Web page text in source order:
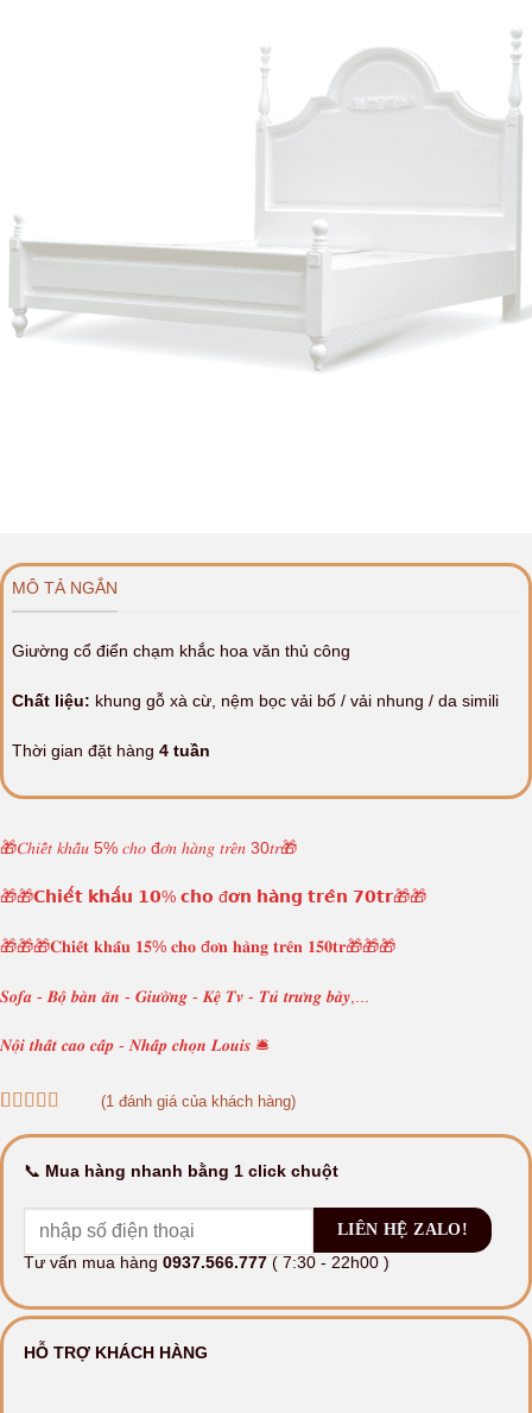
MÔ TẢ NGẮN
Giường cổ điển chạm khắc hoa văn thủ công
Chất liệu: khung gỗ xà cừ, nệm bọc vải bố / vải nhung / da simili
Thời gian đặt hàng 4 tuần
🎁𝐶ℎ𝑖𝑒̂́𝑡 𝑘ℎ𝑎̂́𝑢 5% 𝑐ℎ𝑜 đ𝑜̛𝑛 ℎ𝑎̀𝑛𝑔 𝑡𝑟𝑒̂𝑛 30𝑡𝑟🎁
🎁🎁𝗖𝗵𝗶𝗲̂́𝘁 𝗸𝗵𝗮̂́𝘂 𝟭𝟬% 𝗰𝗵𝗼 đ𝗼̛𝗻 𝗵𝗮̀𝗻𝗴 𝘁𝗿𝗲̂𝗻 𝟳𝟬𝘁𝗿🎁🎁
🎁🎁🎁𝐂𝐡𝐢𝐞̂́𝐭 𝐤𝐡𝐚̂́𝐮 𝟏𝟓% 𝐜𝐡𝐨 đ𝐨̛𝐧 𝐡𝐚̀𝐧𝐠 𝐭𝐫𝐞̂𝐧 𝟏𝟓𝟎𝐭𝐫🎁🎁🎁
𝑺𝒐𝒇𝒂 - 𝑩𝒐̣̂ 𝒃𝒂̀𝒏 𝒂̆𝒏 - 𝑮𝒊𝒖̛𝒐̛̀𝒏𝒈 - 𝑲𝒆̣̂ 𝑻𝒗 - 𝑻𝒖̉ 𝒕𝒓𝒖̛𝒏𝒈 𝒃𝒂̀𝒚,...
𝑵𝒐̣̂𝒊 𝒕𝒉𝒂̂́𝒕 𝒄𝒂𝒐 𝒄𝒂̂́𝒑 - 𝑵𝒉𝒂̂́𝒑 𝒄𝒉𝒐̣𝒏 𝑳𝒐𝒖𝒊𝒔 🛎
dựa trên
đánh giá
(1 đánh giá của khách hàng)
📞 Mua hàng nhanh bằng 1 click chuột
Tư vấn mua hàng 0937.566.777 ( 7:30 - 22h00 )
HỖ TRỢ KHÁCH HÀNG